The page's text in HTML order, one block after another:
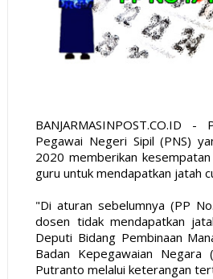
BANJARMASINPOST.CO.ID
Pegawai Negeri Sipil (PNS)
2020 memberikan
guru untuk mendapatkan jatah
"Di aturan sebelumnya (PP
dosen tidak mendapatkan
Deputi Bidang Pembinaan
Badan Kepegawaian Negara
Putranto melalui keterangan